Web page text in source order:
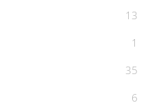
13
1
35
6